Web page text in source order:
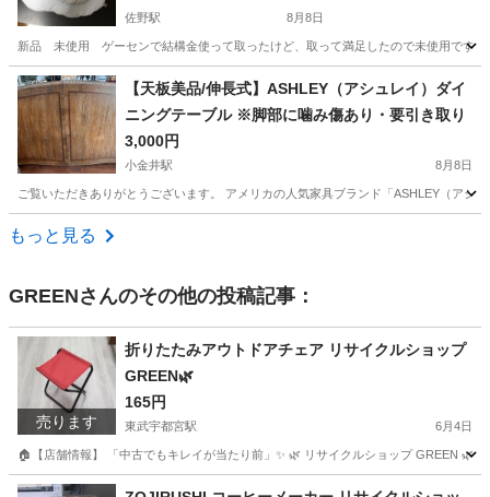
佐野駅 8月8日
新品 未使用 ゲーセンで結構金使って取ったけど、取って満足したので未使用です
栃木 佐野市 佐野駅 ソファ
【天板美品/伸長式】ASHLEY（アシュレイ）ダイ
ニングテーブル ※脚部に噛み傷あり・要引き取り
3,000円
小金井駅 8月8日
ご覧いただきありがとうございます。 アメリカの人気家具ブランド「ASHLEY（ア
栃木 下野市
もっと見る
GREENさんのその他の投稿記事：
売ります
折りたたみアウトドアチェア リサイクルショップ
GREEN🌿‬
165円
東武宇都宮駅 6月4日
🏠【店舗情報】 「中古でもキレイが当たり前」✨ 🌿 リサイクルショップ GREEN 🌿
栃木 宇都宮市 バッグ アウトドア